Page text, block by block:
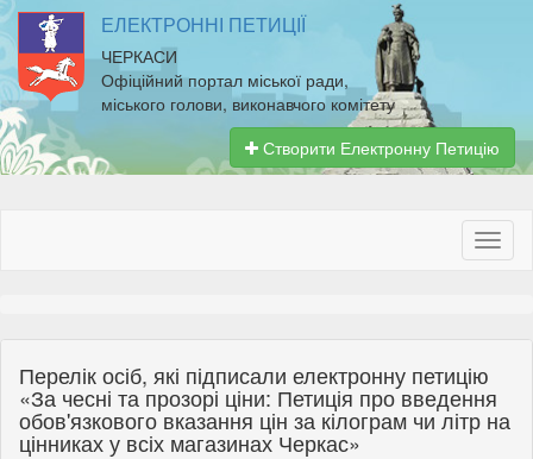
ЕЛЕКТРОННІ ПЕТИЦІЇ
ЧЕРКАСИ
Офіційний портал міської ради,
міського голови, виконавчого комітету
Створити Електронну Петицію
Перелік осіб, які підписали електронну петицію
«За чесні та прозорі ціни: Петиція про введення
обов'язкового вказання цін за кілограм чи літр на
цінниках у всіх магазинах Черкас»